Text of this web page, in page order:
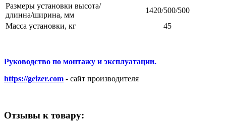
Размеры установки высота/
длинна/ширина, мм
1420/500/500
Масса установки, кг
45
Руководство по монтажу и эксплуатации.
https://geizer.com - сайт производителя
Отзывы к товару: